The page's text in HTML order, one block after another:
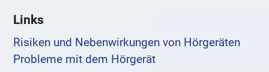
Links
Risiken und Nebenwirkungen von Hörgeräten
Probleme mit dem Hörgerät